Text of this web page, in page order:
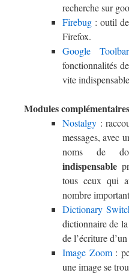
recherche sur
Firebug : outil
Firefox.
Google
fonctionnalités
vite
Modules
Nostalgy :
messages, avec
noms de
indispensable
tous ceux qui
nombre
Dictionary
dictionnaire de
de l’écriture
Image Zoom :
une image se